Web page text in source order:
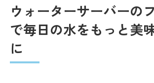
ウォーターサーバーの
で毎日の水をもっと美
に